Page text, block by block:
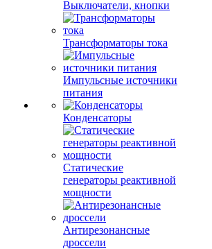
Выключатели, кнопки
Трансформаторы тока
Импульсные источники
питания
Конденсаторы
Статические
генераторы реактивной
мощности
Антирезонансные
дроссели